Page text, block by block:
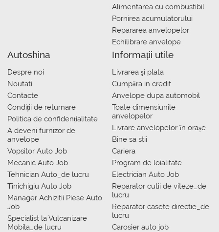
Alimentarea cu combustibil
Pornirea acumulatorului
Repararea anvelopelor
Echilibrare anvelope
Autoshina
Despre noi
Noutati
Contacte
Condiții de returnare
Politica de confidențialitate
A deveni furnizor de
anvelope
Vopsitor Auto Job
Mecanic Auto Job
Tehnician Auto_de lucru
Tinichigiu Auto Job
Manager Achizitii Piese Auto
Job
Specialist la Vulcanizare
Mobila_de lucru
Informații utile
Livrarea şi plata
Сumpăra in credit
Anvelope dupa automobil
Toate dimensiunile
anvelopelor
Livrare anvelopelor în orașe
Bine sa stii
Cariera
Program de loialitate
Electrician Auto Job
Reparator cutii de viteze_de
lucru
Reparator casete directie_de
lucru
Carosier auto job